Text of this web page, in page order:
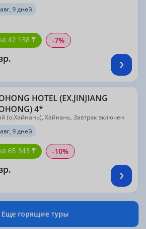
9 дней
42 138 ₸ -7%
HOTEL (EX.JINJIANG
4*
(о.Хайнань), Хайнань, Завтрак включен
9 дней
65 343 ₸ -10%
Еще горящие туры